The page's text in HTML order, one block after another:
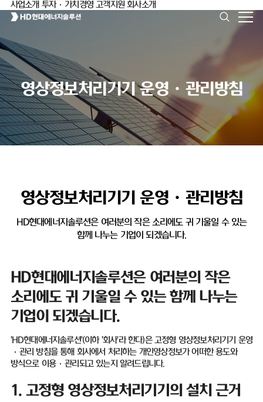
사업소개 투자·가치경영 고객지원 회사소개
영상정보처리기기 운영ㆍ관리방침
영상정보처리기기 운영ㆍ관리방침
HD현대에너지솔루션은 여러분의 작은 소리에도 귀 기울일 수 있는
함께 나누는 기업이 되겠습니다.
HD현대에너지솔루션은 여러분의 작은
소리에도 귀 기울일 수 있는 함께 나누는
기업이 되겠습니다.
'HD현대에너지솔루션'(이하'회사'라 한다)은 고정형 영상정보처리기기 운영
· 관리 방침을 통해 회사에서 처리하는 개인영상정보가 어떠한 용도와
방식으로 이용·관리되고 있는지 알려드립니다.
1. 고정형 영상정보처리기기의 설치 근거